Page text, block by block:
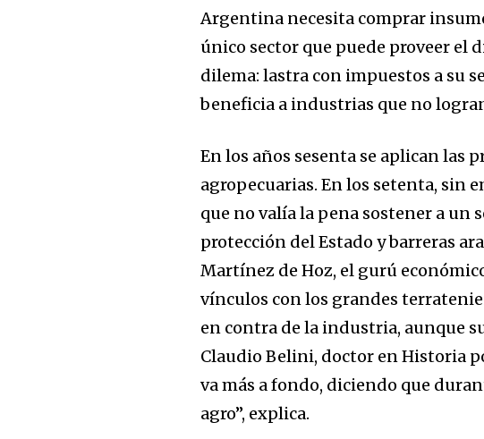
Argentina necesita comprar
único sector que puede proveer el
dilema: lastra con impuestos a su
beneficia a industrias que no
En los años sesenta se aplican las
agropecuarias. En los setenta, sin
que no valía la pena sostener a un
protección del Estado y barreras
Martínez de Hoz, el gurú
vínculos con los grandes
en contra de la industria, aunque
Claudio Belini, doctor en Historia
va más a fondo, diciendo que
agro”, explica.